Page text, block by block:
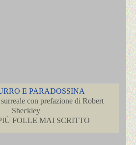
E PARADOSSINA
con prefazione di Robert
Sheckley
FOLLE MAI SCRITTO